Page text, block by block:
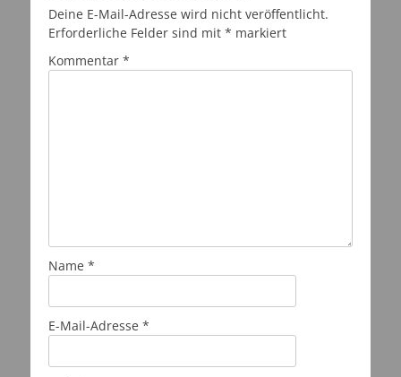
Deine E-Mail-Adresse wird nicht veröffentlicht.
Erforderliche Felder sind mit * markiert
Kommentar *
Name *
E-Mail-Adresse *